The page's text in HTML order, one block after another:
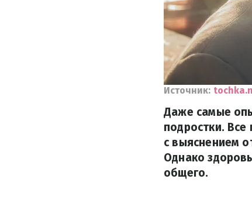
Источник:
Даже самые
подростки.
с выяснением
Однако
общего.